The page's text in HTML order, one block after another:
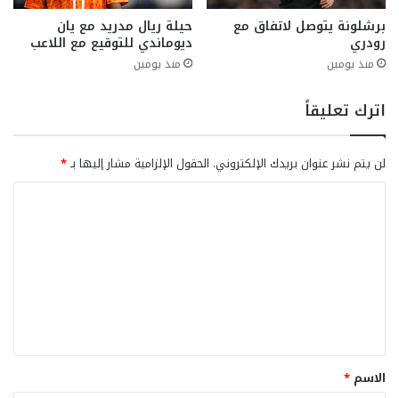
برشلونة يتوصل لاتفاق مع
رودري
منذ يومين
حيلة ريال مدريد مع يان
ديوماندي للتوقيع مع اللاعب
منذ يومين
اترك تعليقاً
لن يتم نشر عنوان بريدك الإلكتروني. الحقول الإلزامية مشار إليها بـ*
ق
*
الاسم *